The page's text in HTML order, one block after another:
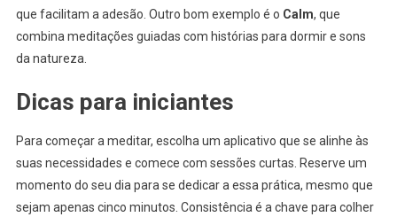
que facilitam a adesão. Outro bom exemplo é o Calm, que
combina meditações guiadas com histórias para dormir e sons
da natureza.
Dicas para iniciantes
Para começar a meditar, escolha um aplicativo que se alinhe às
suas necessidades e comece com sessões curtas. Reserve um
momento do seu dia para se dedicar a essa prática, mesmo que
sejam apenas cinco minutos. Consistência é a chave para colher